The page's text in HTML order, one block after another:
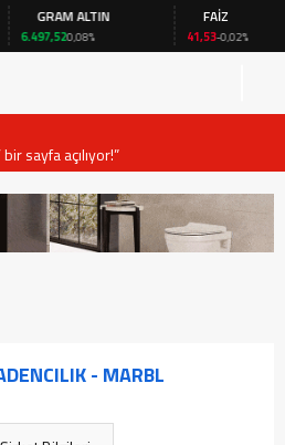
GRAM ALTIN
6.497,520,08%
FAİZ
41,53-0,02%
bir sayfa açılıyor!”
- MARBL